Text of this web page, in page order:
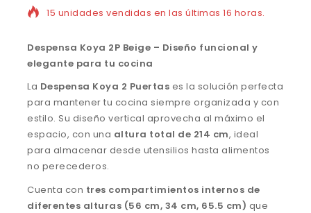
15 unidades vendidas en las últimas 16 horas.
Despensa Koya 2P Beige – Diseño funcional y
elegante para tu cocina
La Despensa Koya 2 Puertas es la solución perfecta
para mantener tu cocina siempre organizada y con
estilo. Su diseño vertical aprovecha al máximo el
espacio, con una altura total de 214 cm, ideal
para almacenar desde utensilios hasta alimentos
no perecederos.
Cuenta con tres compartimientos internos de
diferentes alturas (56 cm, 34 cm, 65.5 cm) que